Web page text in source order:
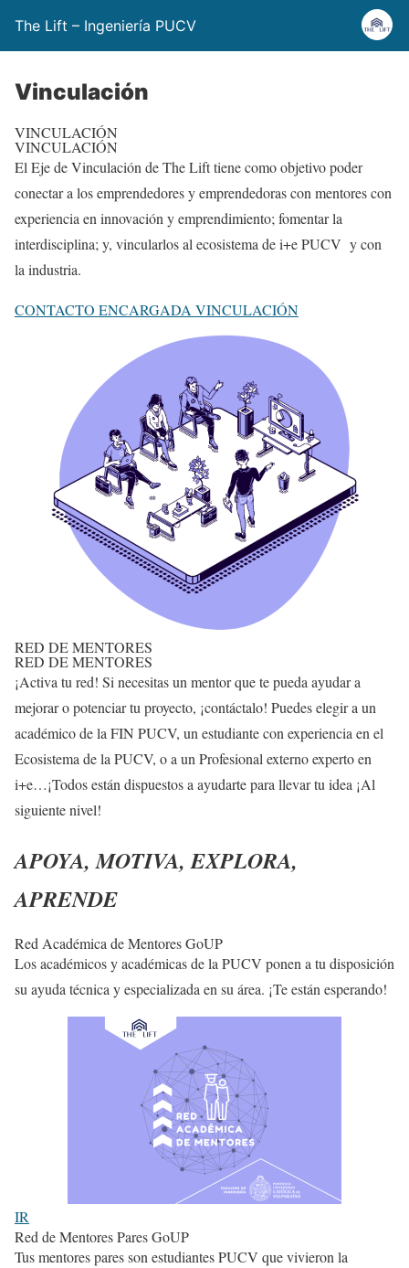
The Lift – Ingeniería PUCV
Vinculación
VINCULACIÓN
VINCULACIÓN
El Eje de Vinculación de The Lift tiene como objetivo poder
conectar a los emprendedores y emprendedoras con mentores con
experiencia en innovación y emprendimiento; fomentar la
interdisciplina; y, vincularlos al ecosistema de i+e PUCV y con
la industria.
CONTACTO ENCARGADA VINCULACIÓN
RED DE MENTORES
RED DE MENTORES
¡Activa tu red! Si necesitas un mentor que te pueda ayudar a
mejorar o potenciar tu proyecto, ¡contáctalo! Puedes elegir a un
académico de la FIN PUCV, un estudiante con experiencia en el
Ecosistema de la PUCV, o a un Profesional externo experto en
i+e…¡Todos están dispuestos a ayudarte para llevar tu idea ¡Al
siguiente nivel!
APOYA, MOTIVA, EXPLORA,
APRENDE
Red Académica de Mentores GoUP
Los académicos y académicas de la PUCV ponen a tu disposición
su ayuda técnica y especializada en su área. ¡Te están esperando!
IR
Red de Mentores Pares GoUP
Tus mentores pares son estudiantes PUCV que vivieron la